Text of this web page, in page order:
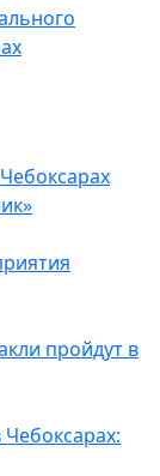
пройдут в